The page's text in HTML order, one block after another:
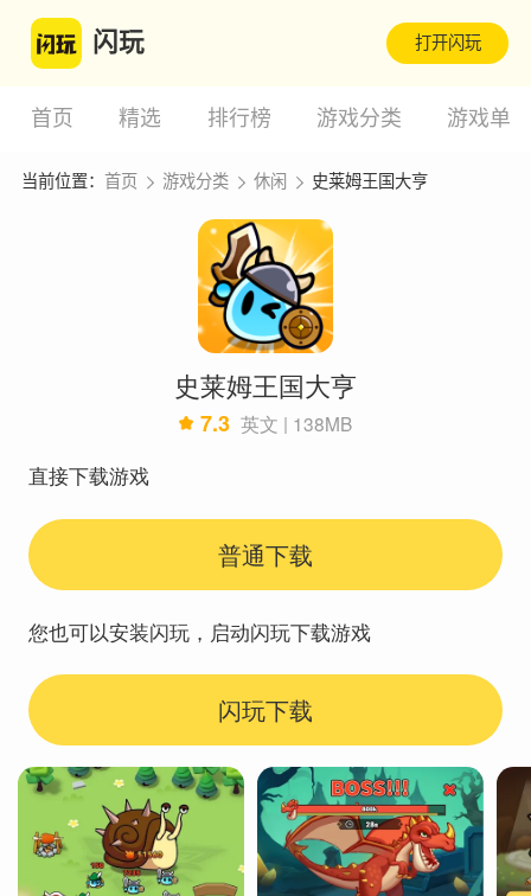
闪玩 打开闪玩
首页 精选 排行榜 游戏分类 游戏单
当前位置： 首页 游戏分类 休闲 史莱姆王国大亨
史莱姆王国大亨
7.3 英文 | 138MB
直接下载游戏
普通下载
您也可以安装闪玩，启动闪玩下载游戏
闪玩下载